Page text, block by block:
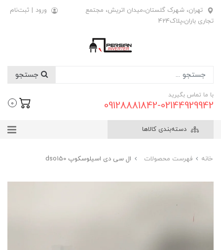
تهران، شهرک گلستان،میدان اتریش، مجتمع
تجاری باران،پلاک424
ورود | ثبت‌نام
با ما تماس بگیرید
09128881842-02144929942
0
دسته‌بندی کالاها
خانه فهرست محصولات ال سی دی اسیلوسکوپ dso150